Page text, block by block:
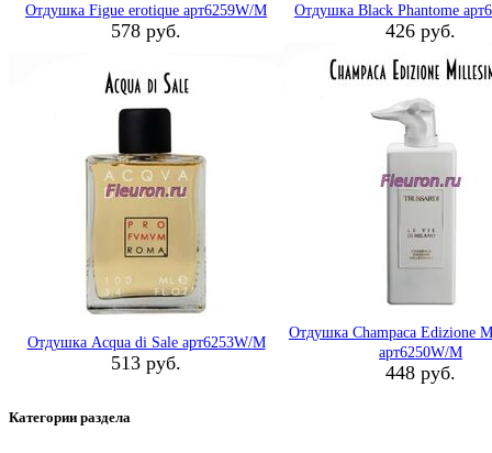
Отдушка Figue erotique арт6259W/M
578 руб.
Отдушка Black Phantome
426 руб.
Отдушка Acqua di Sale арт6253W/M
513 руб.
Отдушка Champaca Edizione
арт6250W/M
448 руб.
Категории раздела